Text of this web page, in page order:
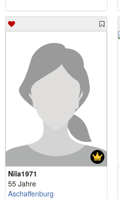
Nila1971
55 Jahre
Aschaffenburg